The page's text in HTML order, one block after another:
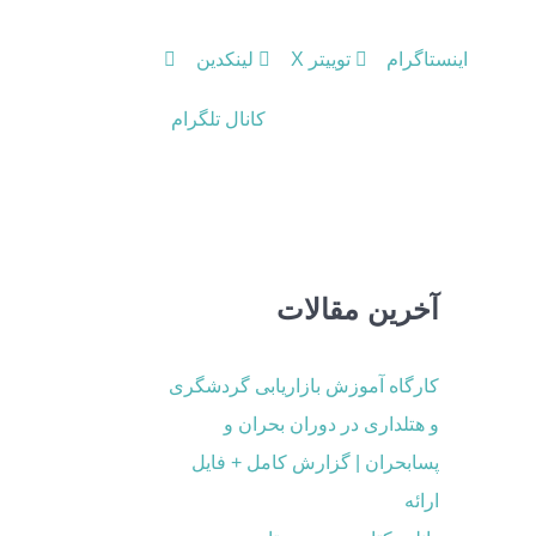
اینستاگرام توییتر X لینکدین
کانال تلگرام
آخرین مقالات
کارگاه آموزش بازاریابی گردشگری
و هتلداری در دوران بحران و
پسابحران | گزارش کامل + فایل
ارائه